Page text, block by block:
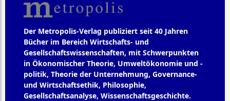
Der Metropolis-Verlag publiziert seit 40 Jahren
Bücher im Bereich Wirtschafts- und
Gesellschaftswissenschaften, mit Schwerpunkten
in Ökonomischer Theorie, Umweltökonomie und -
politik, Theorie der Unternehmung, Governance-
und Wirtschaftsethik, Philosophie,
Gesellschaftsanalyse, Wissenschaftsgeschichte.